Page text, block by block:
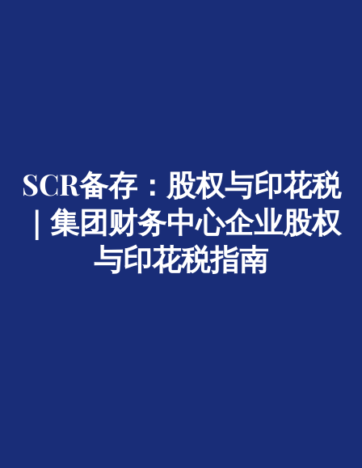
SCR备存：股权与印花税
｜集团财务中心企业股权
与印花税指南